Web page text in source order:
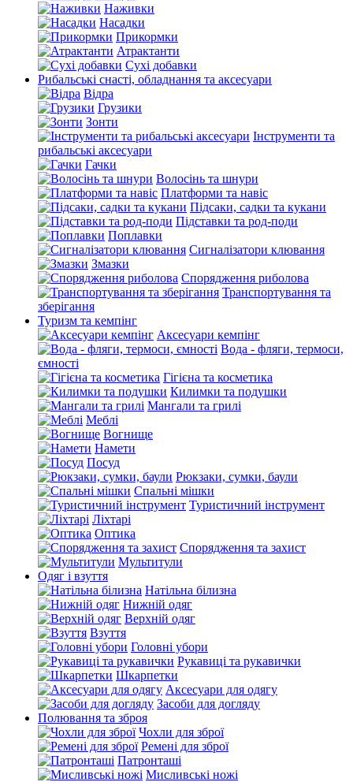
Наживки
Насадки
Прикормки
Атрактанти
Сухі добавки
Рибальські снасті, обладнання та аксесуари
Відра
Грузики
Зонти
Інструменти та
рибальські аксесуари
Гачки
Волосінь та шнури
Платформи та навіс
Підсаки, садки та кукани
Підставки та род-поди
Поплавки
Сигналізатори клювання
Змазки
Спорядження риболова
Транспортування та
зберігання
Туризм та кемпінг
Аксесуари кемпінг
Вода - фляги, термоси,
ємності
Гігієна та косметика
Килимки та подушки
Мангали та грилі
Меблі
Вогнище
Намети
Посуд
Рюкзаки, сумки, баули
Спальні мішки
Туристичний інструмент
Ліхтарі
Оптика
Спорядження та захист
Мультитули
Одяг і взуття
Натільна білизна
Нижній одяг
Верхній одяг
Взуття
Головні убори
Рукавиці та рукавички
Шкарпетки
Аксесуари для одягу
Засоби для догляду
Полювання та зброя
Чохли для зброї
Ремені для зброї
Патронташі
Мисливські ножі